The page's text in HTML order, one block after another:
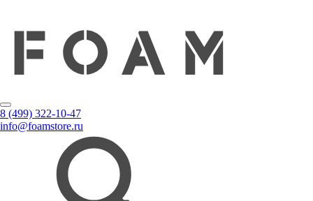
8 (499) 322-10-47
info@foamstore.ru